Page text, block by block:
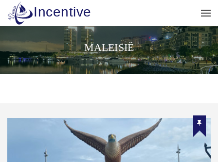
Incentive
MALEISIË